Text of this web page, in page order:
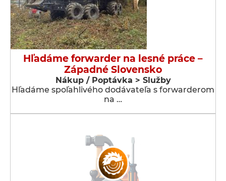
Hľadáme forwarder na lesné práce –
Západné Slovensko
Nákup / Poptávka > Služby
Hľadáme spoľahlivého dodávateľa s forwarderom
na …